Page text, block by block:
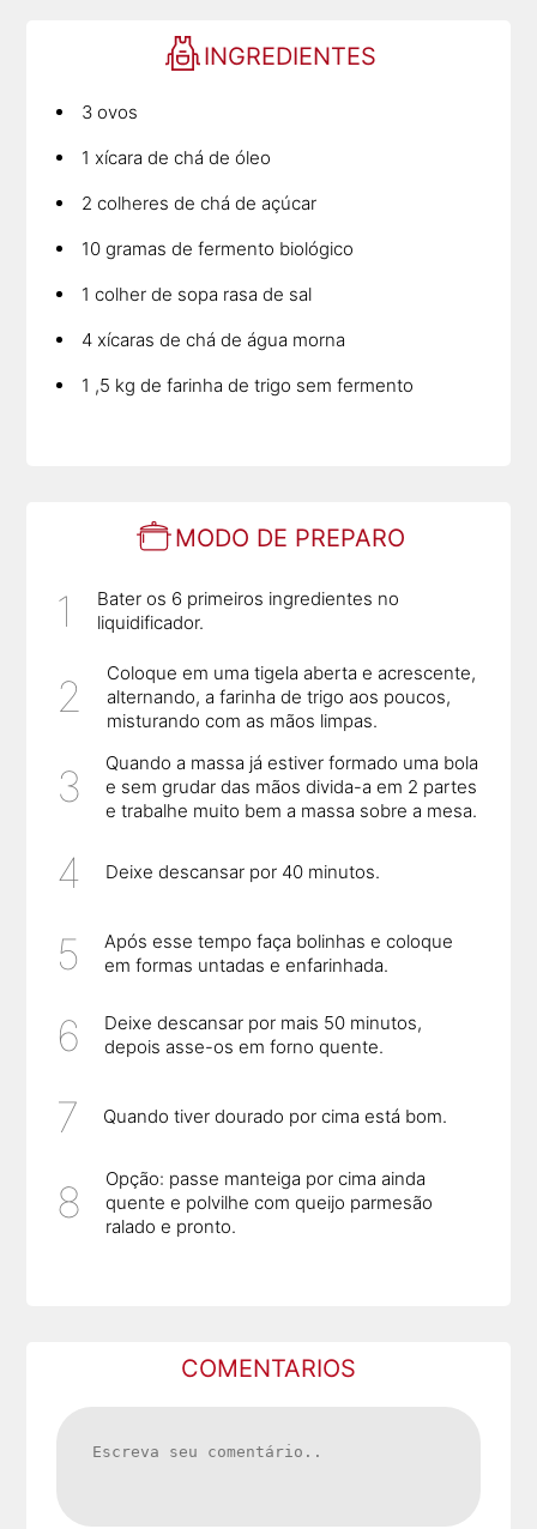
INGREDIENTES
3 ovos
1 xícara de chá de óleo
2 colheres de chá de açúcar
10 gramas de fermento biológico
1 colher de sopa rasa de sal
4 xícaras de chá de água morna
1 ,5 kg de farinha de trigo sem fermento
MODO DE PREPARO
Bater os 6 primeiros ingredientes no
liquidificador.
Coloque em uma tigela aberta e acrescente,
alternando, a farinha de trigo aos poucos,
misturando com as mãos limpas.
Quando a massa já estiver formado uma bola
e sem grudar das mãos divida-a em 2 partes
e trabalhe muito bem a massa sobre a mesa.
Deixe descansar por 40 minutos.
Após esse tempo faça bolinhas e coloque
em formas untadas e enfarinhada.
Deixe descansar por mais 50 minutos,
depois asse-os em forno quente.
Quando tiver dourado por cima está bom.
Opção: passe manteiga por cima ainda
quente e polvilhe com queijo parmesão
ralado e pronto.
COMENTARIOS